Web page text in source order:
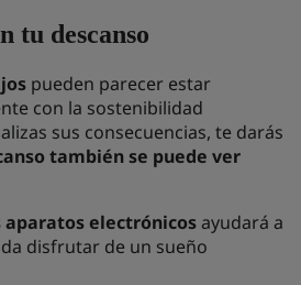
tu descanso
pueden parecer estar
con la sostenibilidad
sus consecuencias, te darás
también se puede ver
aparatos electrónicosayudará a
disfrutar de un sueño